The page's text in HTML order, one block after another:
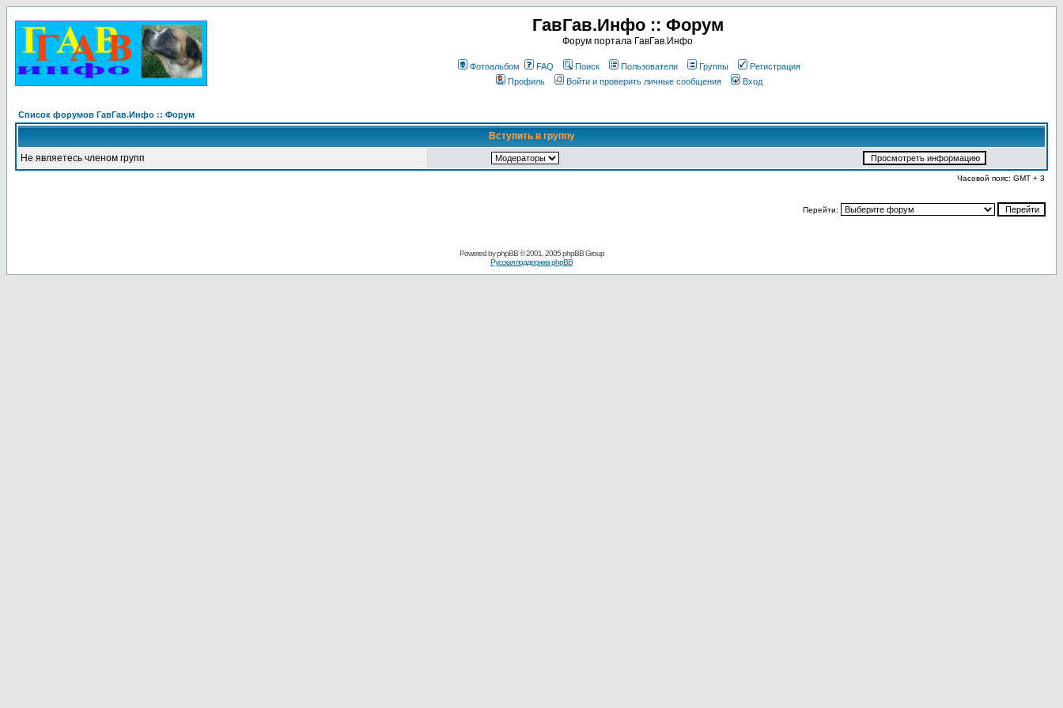
ГавГав.Инфо :: Форум
Форум портала ГавГав.Инфо
Фотоальбом FAQ Поиск Пользователи Группы
Регистрация
Профиль
Войти и проверить личные сообщения Вход
Список форумов ГавГав.Инфо :: Форум
Вступить в группу
Не являетесь членом групп
Часовой пояс: GMT + 3
Перейти:
Powered byphpBB© 2001, 2005 phpBB Group
Русская поддержка phpBB